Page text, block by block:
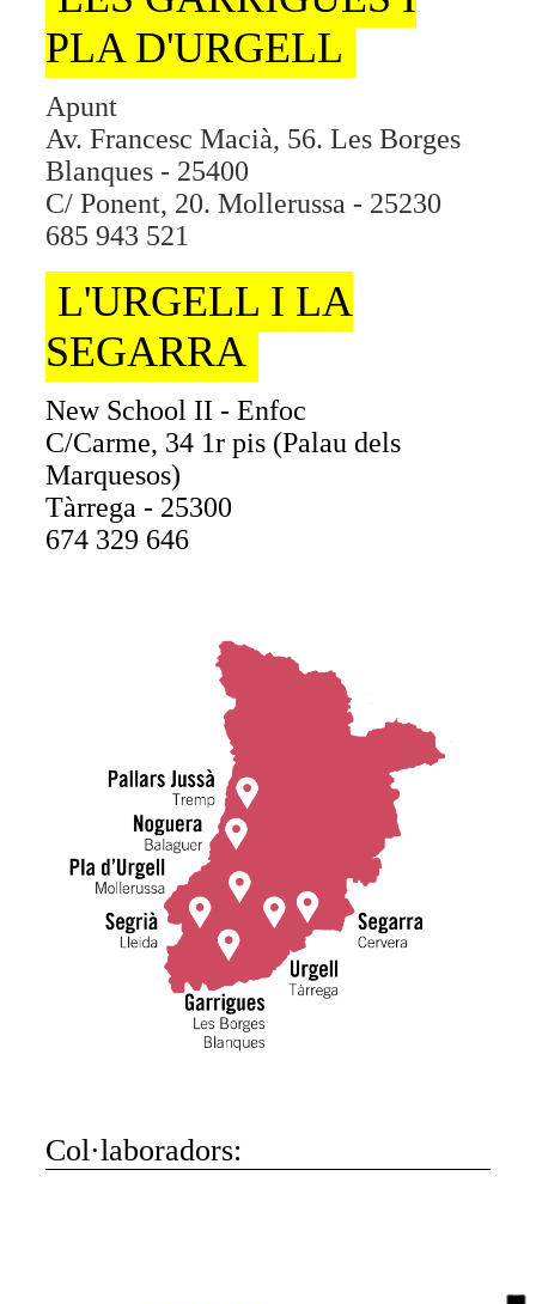
PLA D'URGELL
Apunt
Av. Francesc Macià, 56. Les Borges
Blanques - 25400
C/ Ponent, 20. Mollerussa - 25230
685 943 521
L'URGELL I LA
SEGARRA
New School II - Enfoc
C/Carme, 34 1r pis (Palau dels
Marquesos)
Tàrrega - 25300
674 329 646
Col·laboradors: